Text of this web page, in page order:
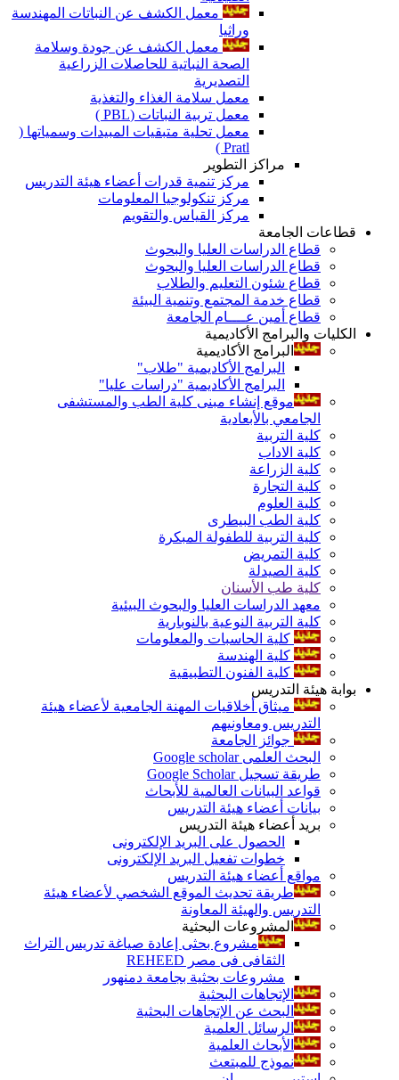
معمل الكشف عن النباتات المهندسة
وراثيا
معمل الكشف عن جودة وسلامة
الصحة النباتية للحاصلات الزراعية
التصديرية
معمل سلامة الغذاء والتغذية
معمل تربية النباتات (PBL )
معمل تحلية متبقيات المبيدات وسمياتها (
Pratl )
مراكز التطوير
مركز تنمية قدرات أعضاء هيئة التدريس
مركز تنكولوجيا المعلومات
مركز القياس والتقويم
قطاعات الجامعة
قطاع الدراسات العليا والبحوث
قطاع الدراسات العليا والبحوث
قطاع شئون التعليم والطلاب
قطاع خدمة المجتمع وتنمية البيئة
قطاع أمين عــــام الجامعة
الكليات والبرامج الأكاديمية
البرامج الأكاديمية
البرامج الأكاديمية "طلاب"
البرامج الأكاديمية "دراسات عليا"
موقع إنشاء مبنى كلية الطب والمستشفى
الجامعي بالأبعادية
كلية التربية
كلية الاداب
كلية الزراعة
كلية التجارة
كلية العلوم
كلية الطب البيطرى
كلية التربية للطفولة المبكرة
كلية التمريض
كلية الصيدلة
كلية طب الأسنان
معهد الدراسات العليا والبحوث البيئية
كلية التربية النوعية بالنوبارية
كلية الحاسبات والمعلومات
كلية الهندسة
كلية الفنون التطبيقية
بوابة هيئة التدريس
ميثاق أخلاقيات المهنة الجامعية لأعضاء هيئة
التدريس ومعاونيهم
جوائز الجامعة
البحث العلمى Google scholar
طريقة تسجيل Google Scholar
قواعد البيانات العالمية للأبحاث
بيانات أعضاء هيئة التدريس
بريد أعضاء هيئة التدريس
الحصول على البريد الإلكترونى
خطوات تفعيل البريد الإلكترونى
مواقع أعضاء هيئة التدريس
طريقة تحديث الموقع الشخصي لأعضاء هيئة
التدريس والهيئة المعاونة
المشروعات البحثية
مشروع بحثى إعادة صياغة تدريس التراث
الثقافى فى مصر REHEED
مشروعات بحثية بجامعة دمنهور
الإتجاهات البحثية
البحث عن الإتجاهات البحثية
الرسائل العلمية
الأبحاث العلمية
نموذج للمبتعث